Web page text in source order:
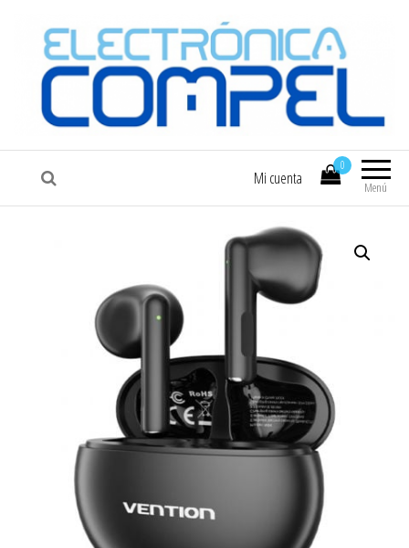
COMPEL Electrónica COMPEL
Menú
0
Mi cuenta